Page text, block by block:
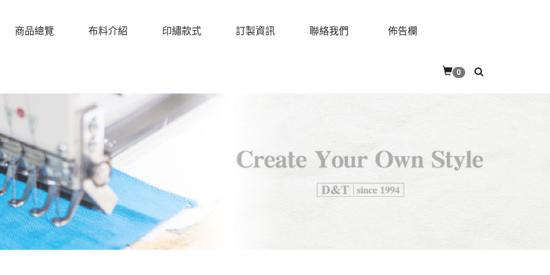
商品總覽 布料介紹 印繡款式 訂製資訊 聯絡我們 佈告欄
0